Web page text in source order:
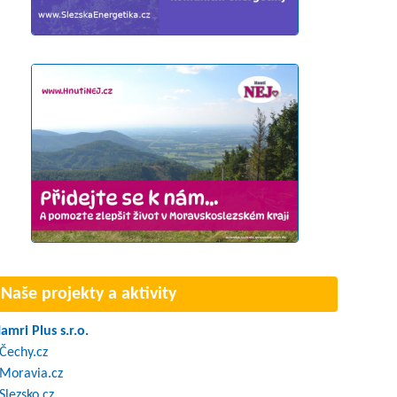
Naše projekty a aktivity
Plus s.r.o.